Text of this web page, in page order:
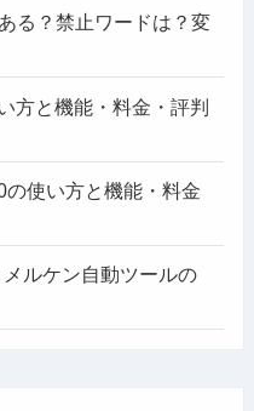
る？禁止ワードは？変
方と機能・料金・評判
使い方と機能・料金
ルケン自動ツールの